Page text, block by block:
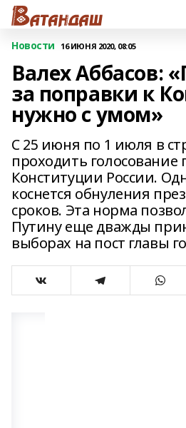
Новости 16 ИЮНЯ 2020, 08:05
Валех Аббасов:
за поправки к
нужно с умом»
С 25 июня по 1 июля в
проходить голосование
Конституции России.
коснется обнуления
сроков. Эта норма
Путину еще дважды
выборах на пост главы